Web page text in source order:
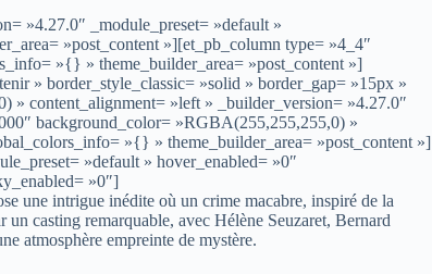
»4.27.0″ _module_preset= »default »
»post_content »][et_pb_column type= »4_4″
»{} » theme_builder_area= »post_content »]
» border_style_classic= »solid » border_gap= »15px »
content_alignment= »left » _builder_version= »4.27.0″
background_color= »RGBA(255,255,255,0) »
»{} » theme_builder_area= »post_content »]
»default » hover_enabled= »0″
»0″]
une intrigue inédite où un crime macabre, inspiré de la
casting remarquable, avec Hélène Seuzaret, Bernard
atmosphère empreinte de mystère.